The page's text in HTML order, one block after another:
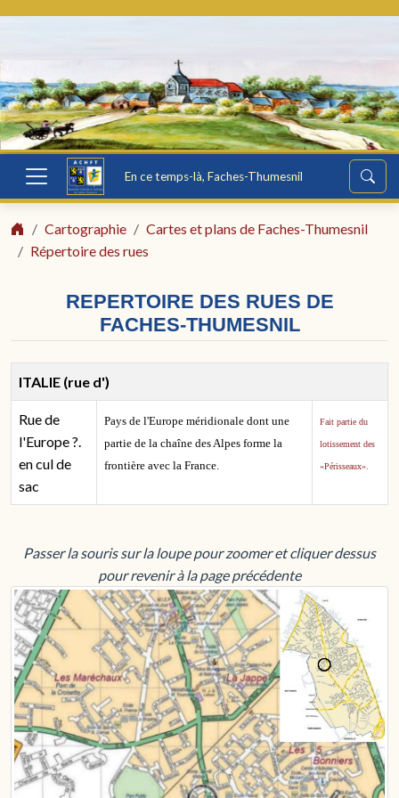
En ce temps-là, Faches-Thumesnil
Cartographie
Cartes et plans de Faches-Thumesnil
Répertoire des rues
REPERTOIRE DES RUES DE
FACHES-THUMESNIL
ITALIE (rue d')
Rue de
l'Europe ?.
en cul de
sac
Pays de l'Europe méridionale dont une
partie de la chaîne des Alpes forme la
frontière avec la France.
Fait partie du
lotissement des
«Périsseaux».
Passer la souris sur la loupe pour zoomer et cliquer dessus
pour revenir à la page précédente